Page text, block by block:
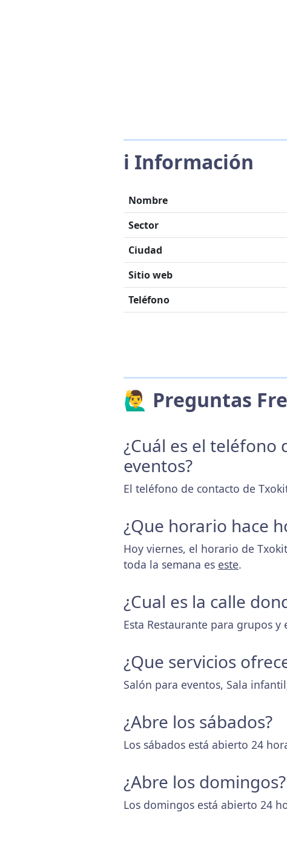
ℹ️ Información
Nombre
Sector
Ciudad
Sitio web
Teléfono
🙋‍♂️ Preguntas
¿Cuál es el teléfono
eventos?
El teléfono de contacto de
¿Que horario hace
Hoy viernes, el horario de
toda la semana es este.
¿Cual es la calle
Esta Restaurante para grupos
¿Que servicios
Salón para eventos, Sala
¿Abre los sábados?
Los sábados está abierto 24
¿Abre los domingos?
Los domingos está abierto 24